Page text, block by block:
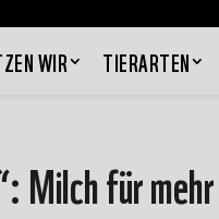
WIR TIERARTEN
Milch für